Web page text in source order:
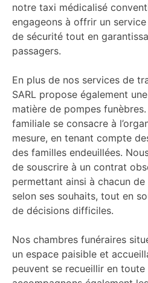
notre taxi médicalisé
engageons à offrir un
de sécurité tout en
passagers.
En plus de nos services de
SARL propose également
matière de pompes
familiale se consacre à
mesure, en tenant compte
des familles endeuillées.
de souscrire à un contrat
permettant ainsi à chacun
selon ses souhaits, tout en
de décisions difficiles.
Nos chambres funéraires
un espace paisible et
peuvent se recueillir en